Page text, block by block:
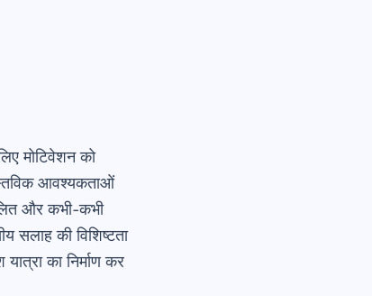
मोटिवेशन को
आवश्यकताओं
और कभी-कभी
सलाह की विशिष्टता
का निर्माण कर